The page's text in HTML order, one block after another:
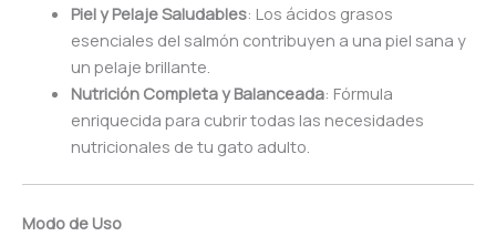
Piel y Pelaje Saludables: Los ácidos grasos
esenciales del salmón contribuyen a una piel sana y
un pelaje brillante.
Nutrición Completa y Balanceada: Fórmula
enriquecida para cubrir todas las necesidades
nutricionales de tu gato adulto.
Modo de Uso